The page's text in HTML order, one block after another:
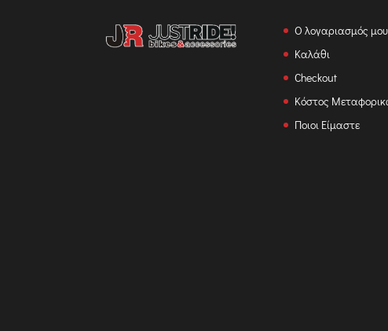
Ο λογαριασμός μου
Καλάθι
Checkout
Κόστος
Ποιοι Είμαστε